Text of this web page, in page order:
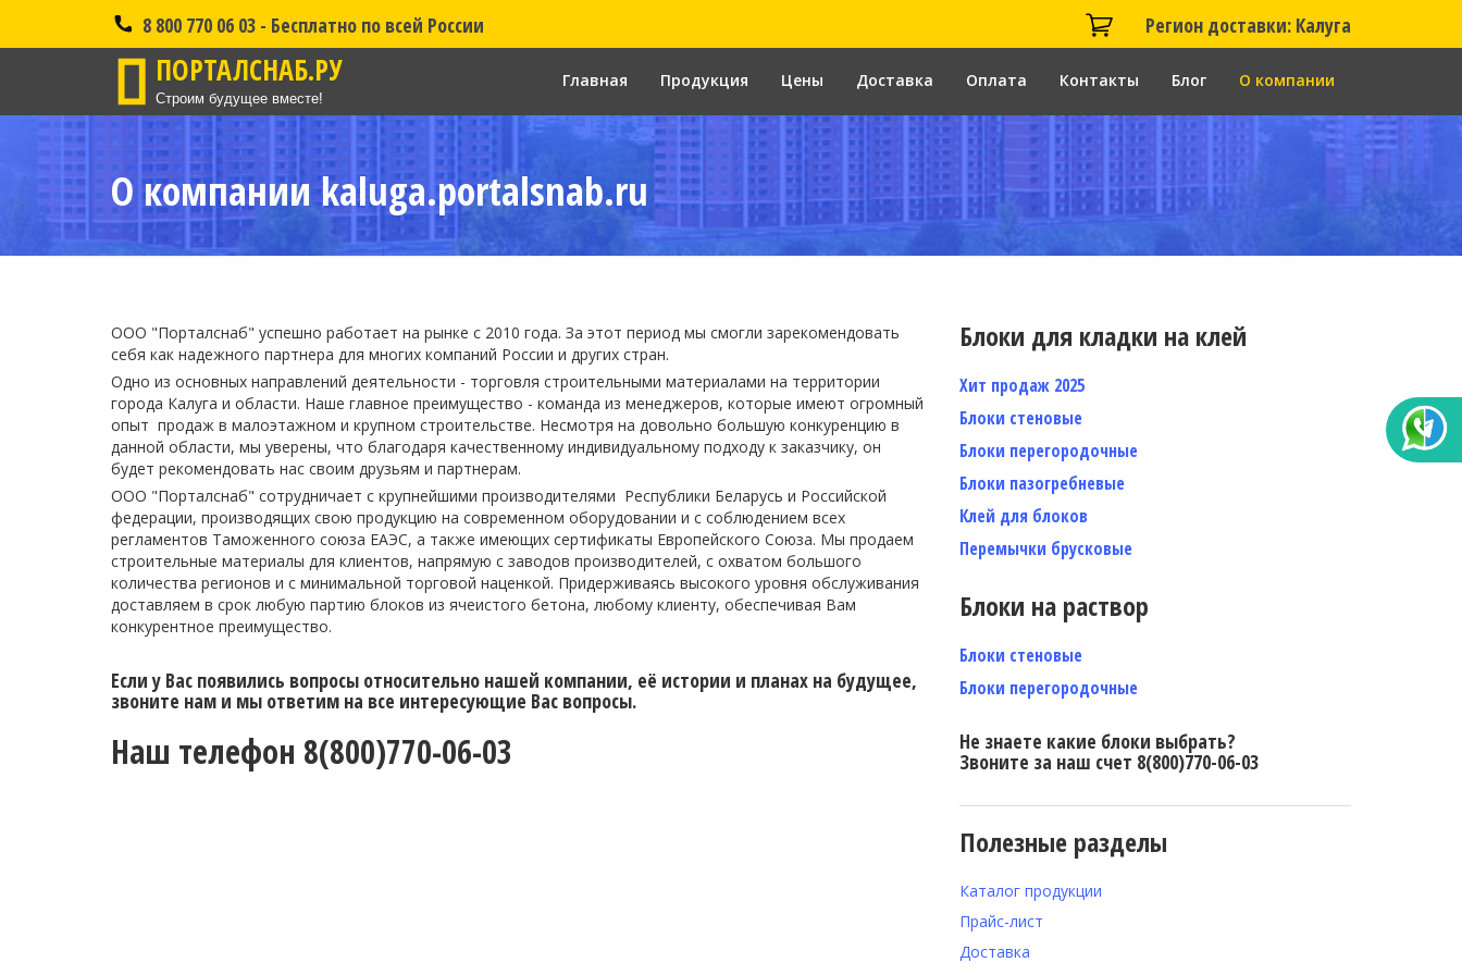
8 800 770 06 03 - Бесплатно по всей России Регион доставки: Калуга
ПОРТАЛСНАБ.РУ
Строим будущее вместе!
Главная Продукция Цены Доставка Оплата Контакты Блог О компании
О компании kaluga.portalsnab.ru
ООО "Порталснаб" успешно работает на рынке с 2010 года. За этот период мы смогли зарекомендовать
себя как надежного партнера для многих компаний России и других стран.
Одно из основных направлений деятельности - торговля строительными материалами на территории
города Калуга и области. Наше главное преимущество - команда из менеджеров, которые имеют огромный
опыт продаж в малоэтажном и крупном строительстве. Несмотря на довольно большую конкуренцию в
данной области, мы уверены, что благодаря качественному индивидуальному подходу к заказчику, он
будет рекомендовать нас своим друзьям и партнерам.
ООО "Порталснаб" сотрудничает с крупнейшими производителями Республики Беларусь и Российской
федерации, производящих свою продукцию на современном оборудовании и с соблюдением всех
регламентов Таможенного союза ЕАЭС, а также имеющих сертификаты Европейского Союза. Мы продаем
строительные материалы для клиентов, напрямую с заводов производителей, с охватом большого
количества регионов и с минимальной торговой наценкой. Придерживаясь высокого уровня обслуживания
доставляем в срок любую партию блоков из ячеистого бетона, любому клиенту, обеспечивая Вам
конкурентное преимущество.
Если у Вас появились вопросы относительно нашей компании, её истории и планах на будущее,
звоните нам и мы ответим на все интересующие Вас вопросы.
Наш телефон 8(800)770-06-03
Блоки для кладки на клей
Хит продаж 2025
Блоки стеновые
Блоки перегородочные
Блоки пазогребневые
Клей для блоков
Перемычки брусковые
Блоки на раствор
Блоки стеновые
Блоки перегородочные
Не знаете какие блоки выбрать?
Звоните за наш счет 8(800)770-06-03
Полезные разделы
Каталог продукции
Прайс-лист
Доставка